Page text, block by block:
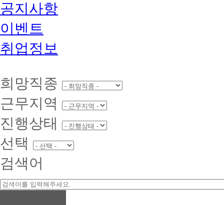
공지사항
이벤트
취업정보
희망직종
근무지역
진행상태
선택
검색어